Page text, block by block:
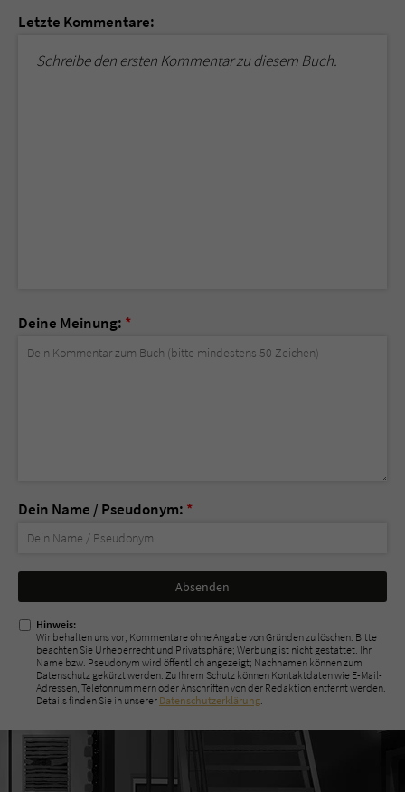
Letzte Kommentare:
Schreibe den ersten Kommentar zu diesem Buch.
Deine Meinung: *
Dein Name / Pseudonym: *
Nicht
ausfüllen!
Hinweis:
Wir behalten uns vor, Kommentare ohne Angabe von Gründen zu löschen. Bitte
beachten Sie Urheberrecht und Privatsphäre; Werbung ist nicht gestattet. Ihr
Name bzw. Pseudonym wird öffentlich angezeigt; Nachnamen können zum
Datenschutz gekürzt werden. Zu Ihrem Schutz können Kontaktdaten wie E-Mail-
Adressen, Telefonnummern oder Anschriften von der Redaktion entfernt werden.
Details finden Sie in unserer Datenschutzerklärung.